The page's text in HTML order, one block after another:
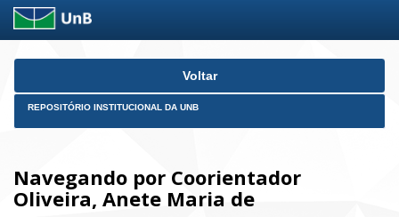
Skip
Voltar
REPOSITÓRIO INSTITUCIONAL DA UNB
Navegando por Coorientador
Oliveira, Anete Maria de